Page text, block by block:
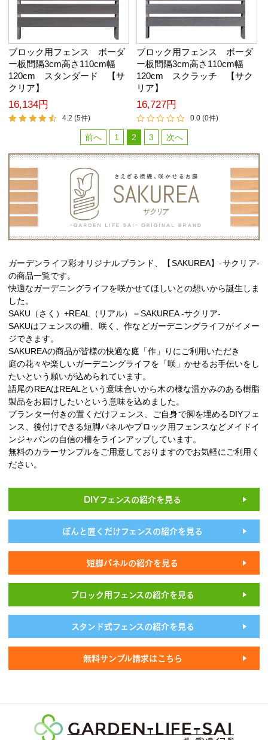
ブロック用フェンス ボーダ
ー板間隔3cm高さ110cm幅
120cm スタンダード 【サ
クリア】
16,134円
4.2 (5件)
ブロック用フェンス ボーダ
ー板間隔3cm高さ110cm幅
120cm スクラッチ 【サク
リア】
16,727円
0.0 (0件)
前へ 1 2 3 次へ
ガーデンライフ彩オリジナルブランド、【SAKUREA】-サクリア-
の商品一覧です。
快適なガーデニングライフを咲かせてほしいとの想いから誕生しま
した。
SAKU（さく）+REAL（リアル）＝SAKUREA -サクリア-
SAKUはフェンスの柵、咲く、作などガーデニングライフがイメー
ジできます。
SAKUREAの商品が皆様の快適な庭「作」りにご利用いただき
庭の花々や楽しいガーデニングライフを「咲」かせるお手伝いをし
たいという願いが込められています。
語尾のREAはREALという意味合いから木の様な温かみのある樹脂
製品をお届けしたいという意味を込めました。
プランター付きの置くだけフェンス、ご自身で脚を埋めるDIYフェ
ンス、後付けできる短脚パネルやブロック用フェンスなどメイドイ
ンジャパンの自信の柵をラインアップしています。
無料のカラーサンプルをご用意しておりますのでお気軽にご利用く
ださい。
DIYフェンスの紹介を見る
ぽんと置くだけフェンスの紹介を見る
短脚パネルの紹介を見る
ブロック用フェンスの紹介を見る
スタンド式フェンスの紹介を見る
無料サンプル請求はこちら